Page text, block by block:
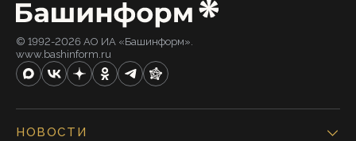
© 1992-2026 АО ИА «Башинформ».
www.bashinform.ru
НОВОСТИ